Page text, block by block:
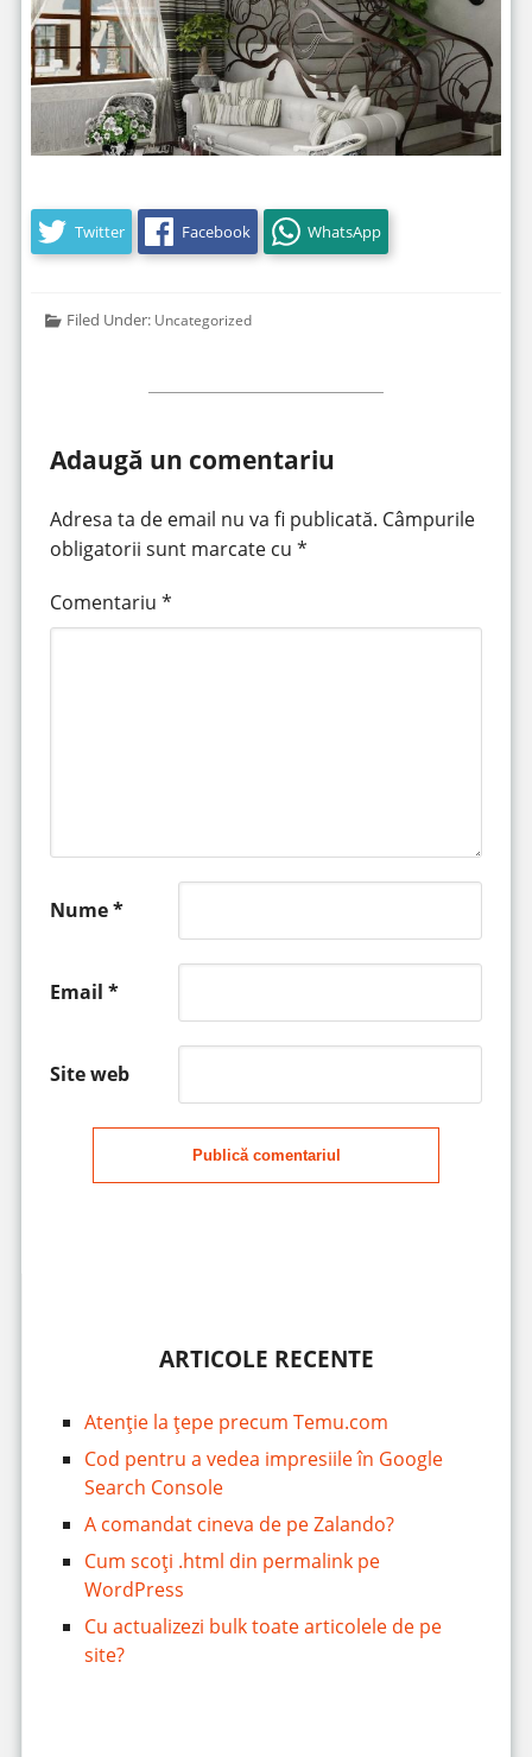
Twitter Facebook WhatsApp
Filed Under: Uncategorized
Adaugă un comentariu
Adresa ta de email nu va fi publicată. Câmpurile
obligatorii sunt marcate cu *
Comentariu *
Nume*
Email *
Site web
Publică comentariul
ARTICOLE RECENTE
Atenție la țepe precum Temu.com
Cod pentru a vedea impresiile în Google
Search Console
A comandat cineva de pe Zalando?
Cum scoți .html din permalink pe
WordPress
Cu actualizezi bulk toate articolele de pe
site?